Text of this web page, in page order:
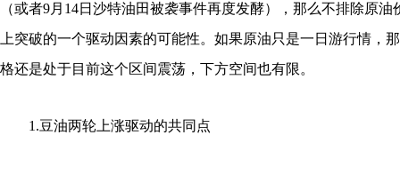
（或者9月14日沙特油田被袭事件再度发酵），那么不排除原
上突破的一个驱动因素的可能性。如果原油只是一日游行情，
格还是处于目前这个区间震荡，下方空间也有限。
1.豆油两轮上涨驱动的共同点